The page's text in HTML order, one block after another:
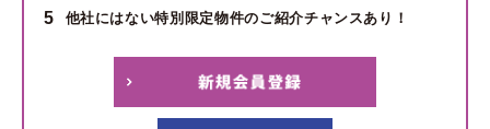
5 他社にはない特別限定物件のご紹介チャンスあり！